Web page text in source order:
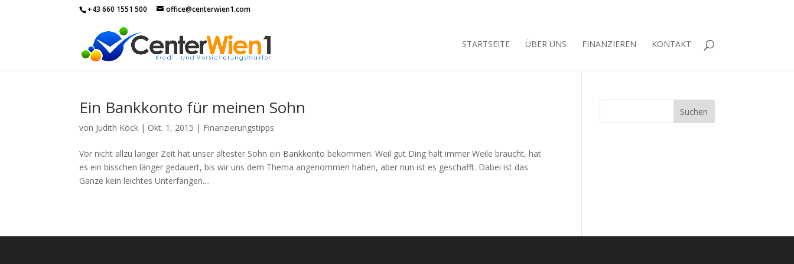
+43 660 1551 500 office@centerwien1.com
STARTSEITE ÜBER UNS FINANZIEREN KONTAKT
Ein Bankkonto für meinen Sohn
von Judith Köck | Okt. 1, 2015 | Finanzierungstipps
Vor nicht allzu langer Zeit hat unser ältester Sohn ein Bankkonto bekommen. Weil gut Ding halt immer Weile braucht, hat
es ein bisschen länger gedauert, bis wir uns dem Thema angenommen haben, aber nun ist es geschafft. Dabei ist das
Ganze kein leichtes Unterfangen....